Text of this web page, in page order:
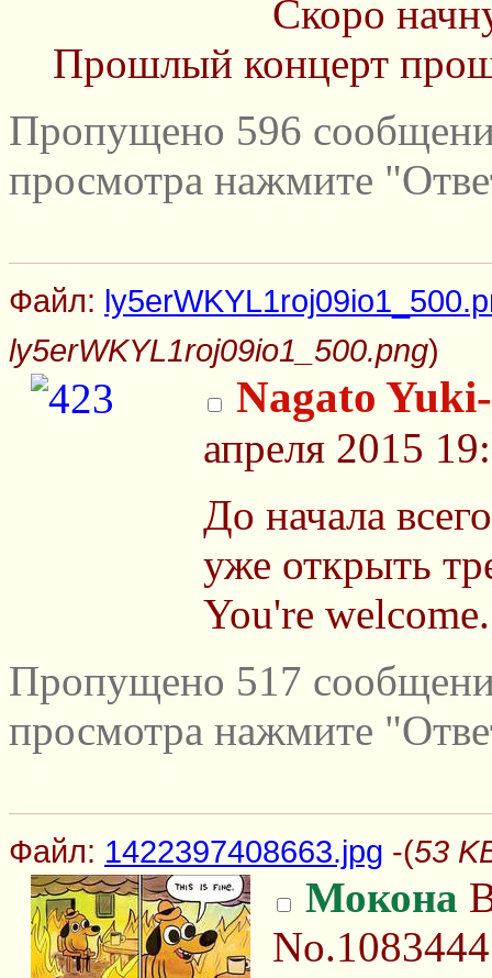
Скоро
Прошлый концерт
Пропущено 596
просмотра нажмите
Файл:
ly5erWKYL1roj09io1_500.png)
Nagato
апреля 2015
До начала
уже открыть
You're welcome.
Пропущено 517
просмотра нажмите
Файл: 1422397408663.jpg -(53
Мокона
No.1083444